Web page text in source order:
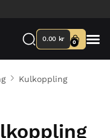
0.00 kr 0
Kulkoppling